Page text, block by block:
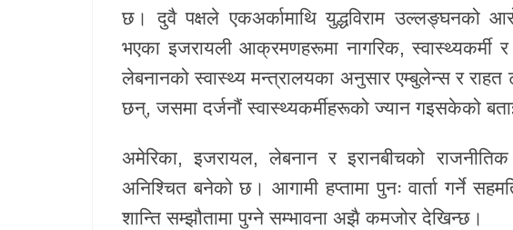
छ। दुवै पक्षले एकअर्कामाथि युद्धविराम उल्लङ्घनको
भएका इजरायली आक्रमणहरूमा नागरिक, स्वास्थ्यकर्मी र
लेबनानको स्वास्थ्य मन्त्रालयका अनुसार एम्बुलेन्स र राहत
छन्, जसमा दर्जनौं स्वास्थ्यकर्मीहरूको ज्यान गइसकेको
अमेरिका, इजरायल, लेबनान र इरानबीचको
अनिश्चित बनेको छ। आगामी हप्तामा पुनः वार्ता गर्ने
शान्ति सम्झौतामा पुग्ने सम्भावना अझै कमजोर देखिन्छ।